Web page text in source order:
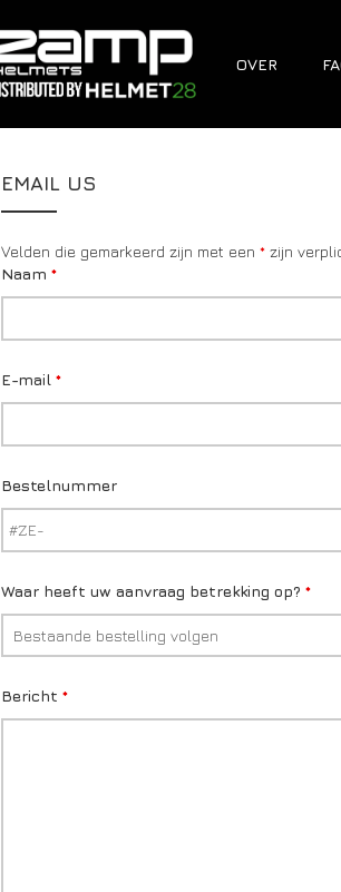
OVER
EMAIL US
Velden die gemarkeerd zijn met een *zijn
Naam *
E-mail *
Bestelnummer
Waar heeft uw aanvraag betrekking op? *
Bericht *